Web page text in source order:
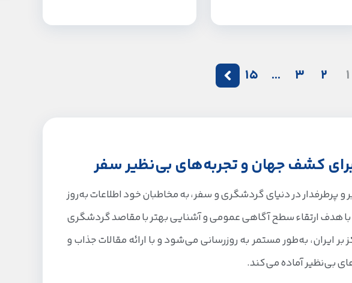
1
2
3
…
15
کشف جهان و تجربه‌های بی‌نظیر سفر
و پرطرفدار در دنیای گردشگری و سفر، به مخاطبان خود اطلاعات به‌روز
با هدف ارتقاء سطح آگاهی عمومی و آشنایی بهتر با مقاصد گردشگری
بر ایران، به‌طور مستمر به روزرسانی می‌شود و با ارائه مقالات جذاب و
بی‌نظیر آماده می‌کند.